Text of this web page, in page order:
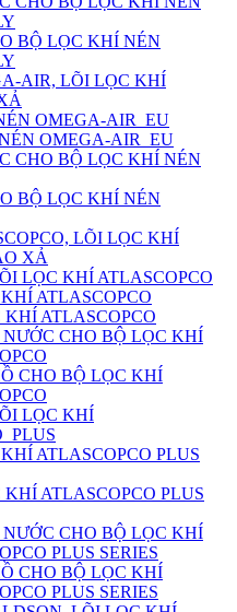
BỘ LỌC KHÍ NÉN
AIR, LÕI LỌC KHÍ
OMEGA-AIR_EU
OMEGA-AIR_EU
CHO BỘ LỌC KHÍ NÉN
BỘ LỌC KHÍ NÉN
LÕI LỌC KHÍ
XẢ
LỌC KHÍ ATLASCOPCO
ATLASCOPCO
ATLASCOPCO
CHO BỘ LỌC KHÍ
CHO BỘ LỌC KHÍ
LỌC KHÍ
ATLASCOPCO PLUS
ATLASCOPCO PLUS
CHO BỘ LỌC KHÍ
PLUS SERIES
CHO BỘ LỌC KHÍ
PLUS SERIES